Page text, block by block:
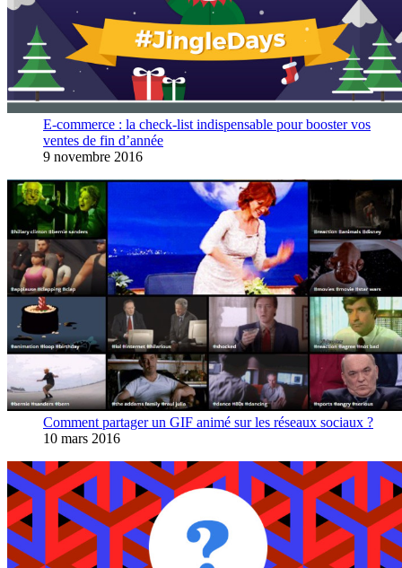
E-commerce : la check-list indispensable pour booster vos
ventes de fin d’année
9 novembre 2016
Comment partager un GIF animé sur les réseaux sociaux ?
10 mars 2016